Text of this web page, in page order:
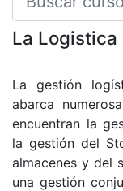
La Logistica
La gestión
abarca
encuentran la
la gestión del
almacenes y del
una gestión